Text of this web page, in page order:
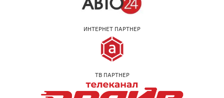
ИНТЕРНЕТ ПАРТНЕР
ТВ ПАРТНЕР